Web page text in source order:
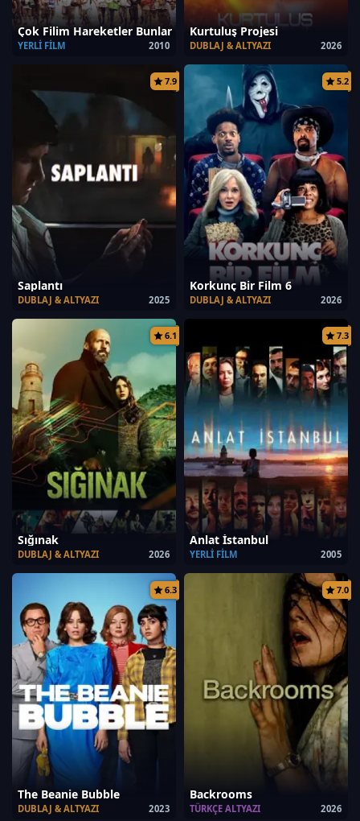
Çok Filim Hareketler Bunlar
2010
YERLI FILM
Kurtuluş Projesi
2026
DUBLAJ & ALTYAZI
7.9
Saplantı
2025
DUBLAJ & ALTYAZI
5.2
Korkunç Bir Film 6
2026
DUBLAJ & ALTYAZI
6.1
Sığınak
2026
DUBLAJ & ALTYAZI
7.3
Anlat İstanbul
2005
YERLI FILM
6.3
The Beanie Bubble
2023
DUBLAJ & ALTYAZI
7.0
Backrooms
2026
TÜRKÇE ALTYAZI